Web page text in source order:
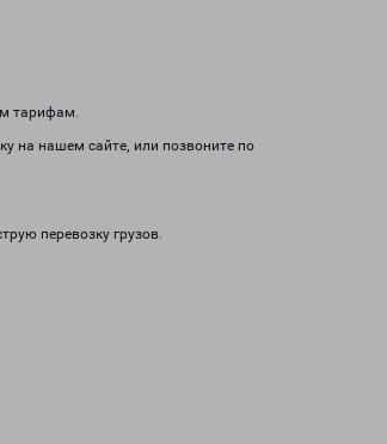
тарифам.
на нашем сайте, или позвоните по
перевозку грузов.